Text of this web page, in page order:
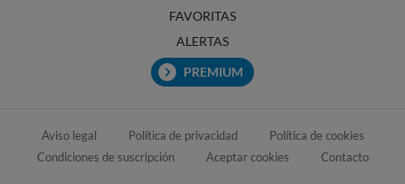
FAVORITAS
ALERTAS
PREMIUM
Aviso legal Política de privacidad
Política de cookies
Condiciones de suscripción
Aceptar cookies Contacto